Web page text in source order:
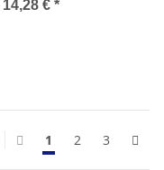
14,28 € *
1 2 3